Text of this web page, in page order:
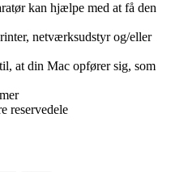
kan hjælpe med at få den
netværksudstyr og/eller
at din Mac opfører sig, som
reservedele